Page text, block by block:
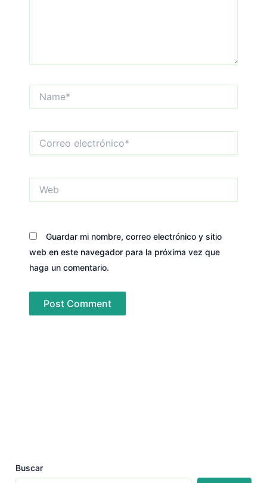
electrónico*
Guardar mi nombre, correo electrónico y sitio
web en este navegador para la próxima vez que
haga un comentario.
Buscar